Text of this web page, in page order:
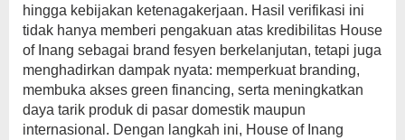
hingga kebijakan ketenagakerjaan. Hasil verifikasi ini
tidak hanya memberi pengakuan atas kredibilitas House
of Inang sebagai brand fesyen berkelanjutan, tetapi juga
menghadirkan dampak nyata: memperkuat branding,
membuka akses green financing, serta meningkatkan
daya tarik produk di pasar domestik maupun
internasional. Dengan langkah ini, House of Inang